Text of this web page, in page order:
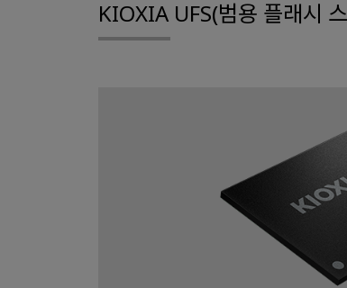
KIOXIA UFS(범용 플래시